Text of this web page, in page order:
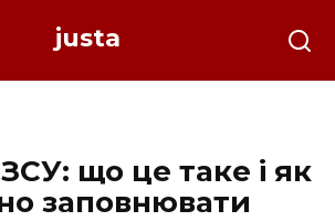
justa
що це таке і як
заповнювати